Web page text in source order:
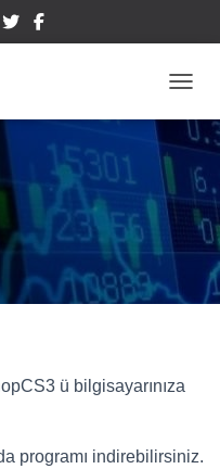
ü bilgisayarınıza
programı indirebilirsiniz.